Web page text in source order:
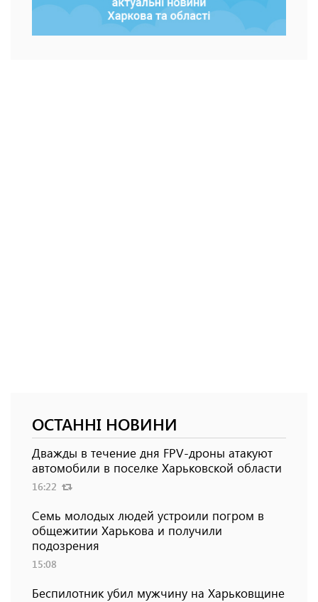
ОСТАННІ НОВИНИ
Дважды в течение дня FPV-дроны атакуют
автомобили в поселке Харьковской области
16:22
Семь молодых людей устроили погром в
общежитии Харькова и получили
подозрения
15:08
Беспилотник убил мужчину на Харьковщине